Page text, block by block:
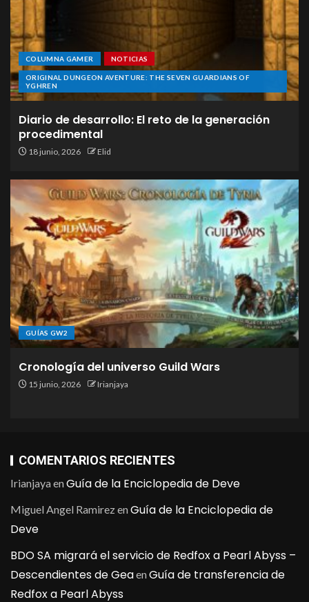
COLUMNA GAMER NOTICIAS
ORIGINAL DUNGEON AVENTURE: THE SEVEN GUARDIANS OF
YGHREN
Diario de desarrollo: El reto de la generación
procedimental
18 junio, 2026 Elid
GUÍAS GW2
Cronología del universo Guild Wars
15 junio, 2026 Irianjaya
COMENTARIOS RECIENTES
IrianjayaenGuía de la Enciclopedia de Deve
Miguel Angel RamirezenGuía de la Enciclopedia de
Deve
BDO SA migrará el servicio de Redfox a Pearl Abyss –
Descendientes de GeaenGuía de transferencia de
Redfox a Pearl Abyss